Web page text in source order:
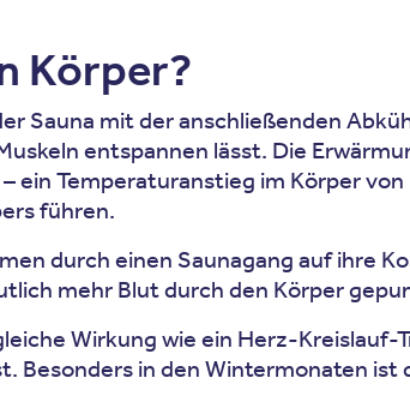
Körper?
Sauna mit der anschließenden
entspannen lässt. Die
Temperaturanstieg im Körper
führen.
durch einen Saunagang auf ihre
mehr Blut durch den Körper
Wirkung wie ein Herz-Kreislauf-
Besonders in den Wintermonaten